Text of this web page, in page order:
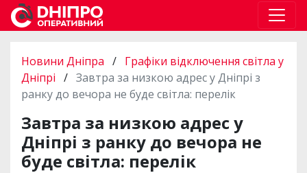
Новини Дніпра / Графіки відключення світла у
Дніпрі / Завтра за низкою адрес у Дніпрі з
ранку до вечора не буде світла: перелік
Завтра за низкою адрес у
Дніпрі з ранку до вечора не
буде світла: перелік